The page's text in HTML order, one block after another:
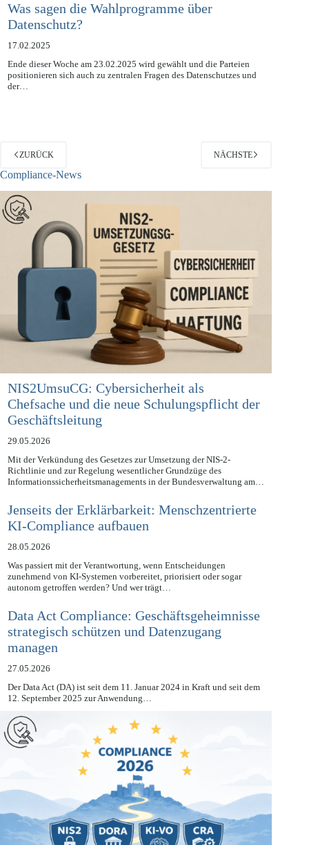
Was sagen die Wahlprogramme über
Datenschutz?
17.02.2025
Ende dieser Woche am 23.02.2025 wird gewählt und die Parteien
positionieren sich auch zu zentralen Fragen des Datenschutzes und
ZURÜCK
Compliance-News
NIS2UmsuCG: Cybersicherheit als
Chefsache und die neue Schulungspflicht der
Geschäftsleitung
29.05.2026
Mit der Verkündung des Gesetzes zur Umsetzung der NIS-2-
Richtlinie und zur Regelung wesentlicher Grundzüge des
Jenseits der Erklärbarkeit: Menschzentrierte
KI-Compliance aufbauen
28.05.2026
Was passiert mit der Verantwortung, wenn Entscheidungen
zunehmend von KI-Systemen vorbereitet, priorisiert oder sogar
Data Act Compliance: Geschäftsgeheimnisse
strategisch schützen und Datenzugang
managen
27.05.2026
Der Data Act (DA) ist seit dem 11. Januar 2024 in Kraft und seit dem
12. September 2025 zur Anwendung…